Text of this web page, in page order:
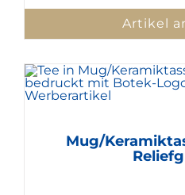
Artikel
Mug/